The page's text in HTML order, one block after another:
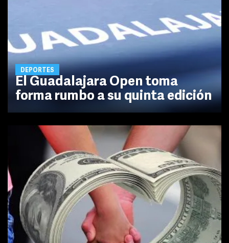
DEPORTES
El Guadalajara Open toma
forma rumbo a su quinta edición